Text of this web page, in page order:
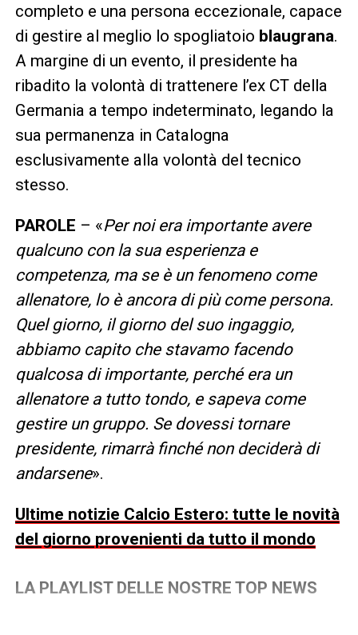
completo e una persona eccezionale, capace
di gestire al meglio lo spogliatoio blaugrana.
A margine di un evento, il presidente ha
ribadito la volontà di trattenere l’ex CT della
Germania a tempo indeterminato, legando la
sua permanenza in Catalogna
esclusivamente alla volontà del tecnico
stesso.
PAROLE – «Per noi era importante avere
qualcuno con la sua esperienza e
competenza, ma se è un fenomeno come
allenatore, lo è ancora di più come persona.
Quel giorno, il giorno del suo ingaggio,
abbiamo capito che stavamo facendo
qualcosa di importante, perché era un
allenatore a tutto tondo, e sapeva come
gestire un gruppo. Se dovessi tornare
presidente, rimarrà finché non deciderà di
andarsene».
Ultime notizie Calcio Estero: tutte le novità
del giorno provenienti da tutto il mondo
LA PLAYLIST DELLE NOSTRE TOP NEWS